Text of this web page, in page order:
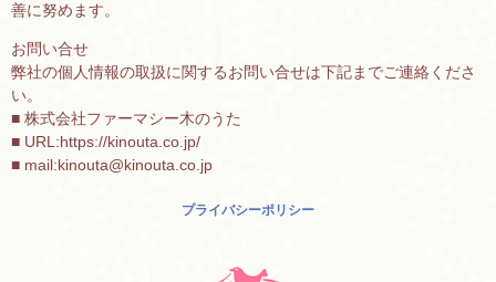
善に努めます。
お問い合せ
弊社の個人情報の取扱に関するお問い合せは下記までご連絡くださ
い。
■ 株式会社ファーマシー木のうた
■ URL:https://kinouta.co.jp/
■ mail:kinouta@kinouta.co.jp
プライバシーポリシー